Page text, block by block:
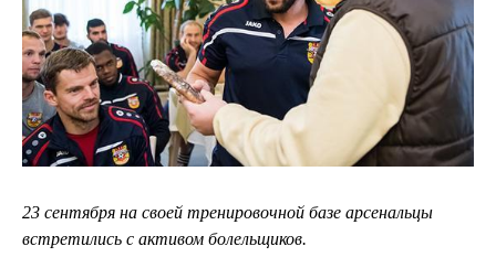
23 сентября на своей тренировочной базе арсенальцы
встретились с активом болельщиков.